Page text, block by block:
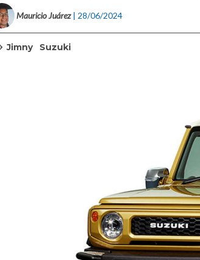
Mauricio Juárez | 28/06/2024
Jimny Suzuki